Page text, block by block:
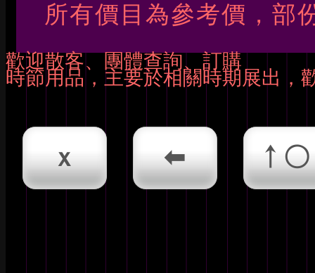
所有價目為參考價，部
歡迎散客、團體查詢、訂購
時節用品，主要於相關時期展出，
x ⬅